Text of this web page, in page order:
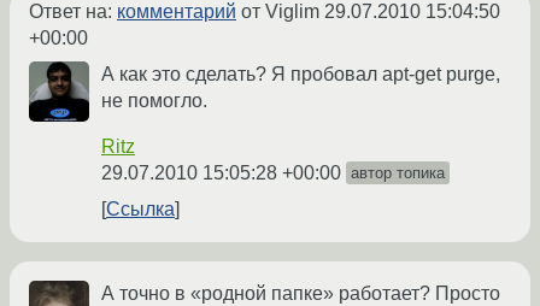
Ответ на: комментарий от Viglim 29.07.2010 15:04:50
+00:00
А как это сделать? Я пробовал apt-get purge,
не помогло.
Ritz
29.07.2010 15:05:28 +00:00 автор топика
Ссылка
А точно в «родной папке» работает? Просто